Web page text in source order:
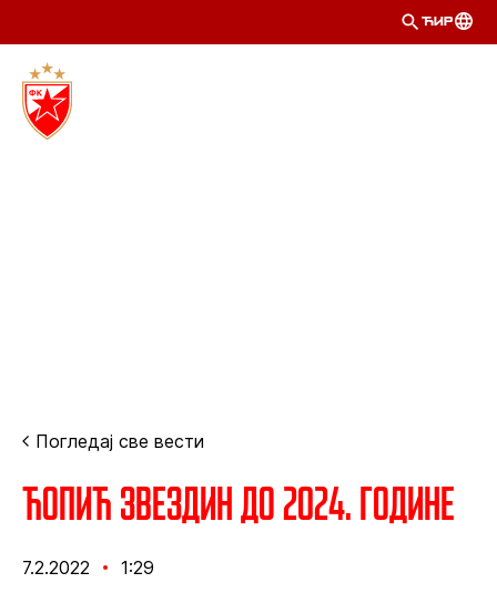
ЋИР
Погледај све вести
Ћопић Звездин до 2024. године
7.2.2022 1:29